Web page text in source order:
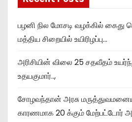
பழனி நில மோசடி வழக்கில் கைது
மத்திய சிறையில் உயிரிழப்பு…
அரிசியின் விலை 25 சதவீதம்
உதயகுமார்..,
சோழவந்தான் அரசு
காரணமாக 20 க்கும் மேற்பட்டோர்